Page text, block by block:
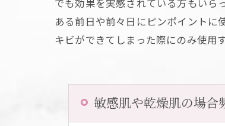
ある前日や前々日にピンポイントに
キビができてしまった際にのみ使用
敏感肌や乾燥肌の場合